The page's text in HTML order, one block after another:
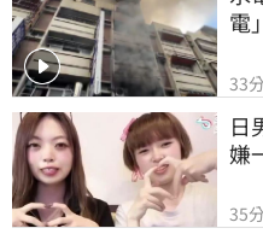
電
33
日
嫌
35